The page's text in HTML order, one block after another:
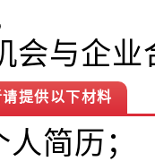
会与企业
提供以下材料
人简历；